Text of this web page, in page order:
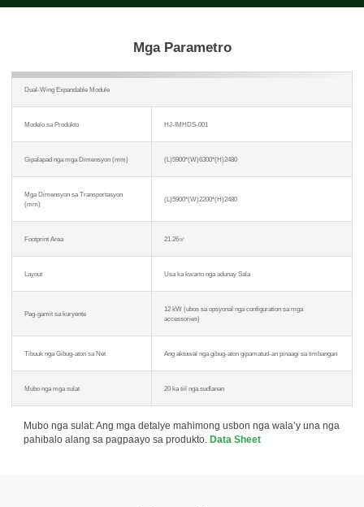
Mga Parametro
Dual-Wing Expandable Module
Modelo sa Produkto HJ-IMHDS-001
Gipalapad nga mga Dimensyon (mm) (L)5900*(W)6300*(H)2480
Mga Dimensyon sa Transportasyon
(mm)
(L)5900*(W)2200*(H)2480
Footprint Area 21.26㎡
Layout Usa ka kwarto nga adunay Sala
Pag-gamit sa kuryente
12 kW (ubos sa opsyonal nga configuration sa mga
accessories)
Tibuuk nga Gibug-aton sa Net Ang aktuwal nga gibug-aton gipamatud-an pinaagi sa timbangan
Mubo nga mga sulat 20 ka tiil nga sudlanan
Mubo nga sulat: Ang mga detalye mahimong usbon nga wala’y una nga
pahibalo alang sa pagpaayo sa produkto.
Data Sheet